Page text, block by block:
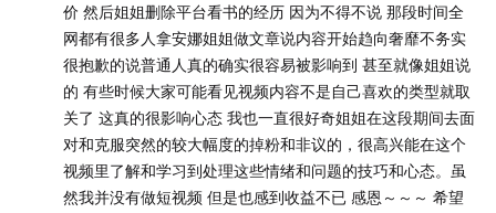
普通人想做视频博主，模仿是超越的第一步
从记录者转变为创作者，曾经的兴趣变得不再那么
百万博主求职碰壁？投出的简历直接被递到 CEO 手
价 然后姐姐删除平台看书的经历 因为不得不说 那段时间全
网都有很多人拿安娜姐姐做文章说内容开始趋向奢靡不务实
很抱歉的说普通人真的确实很容易被影响到 甚至就像姐姐说
的 有些时候大家可能看见视频内容不是自己喜欢的类型就取
关了 这真的很影响心态 我也一直很好奇姐姐在这段期间去面
对和克服突然的较大幅度的掉粉和非议的，很高兴能在这个
视频里了解和学习到处理这些情绪和问题的技巧和心态。虽
然我并没有做短视频 但是也感到收益不已 感恩～～～ 希望